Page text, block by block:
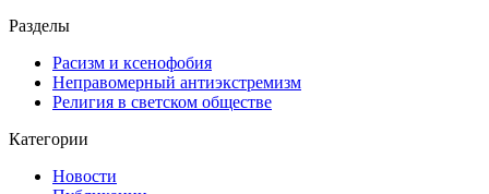
Разделы
Расизм и ксенофобия
Неправомерный антиэкстремизм
Религия в светском обществе
Категории
Новости